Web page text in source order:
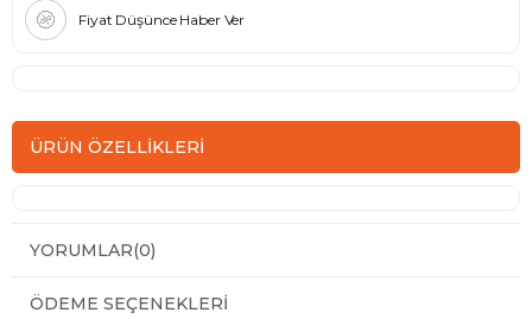
Fiyat Düşünce Haber Ver
ÜRÜN ÖZELLIKLERI
YORUMLAR(0)
ÖDEME SEÇENEKLERI